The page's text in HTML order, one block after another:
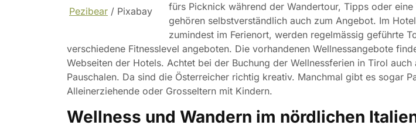
Pezibear / Pixabay
fürs Picknick während der Wandertour, Tipps oder eine
gehören selbstverständlich auch zum Angebot. Im
zumindest im Ferienort, werden regelmässig geführte
verschiedene Fitnesslevel angeboten. Die vorhandenen Wellnessangebote
Webseiten der Hotels. Achtet bei der Buchung der Wellnessferien in Tirol auch
Pauschalen. Da sind die Österreicher richtig kreativ. Manchmal gibt es sogar
Alleinerziehende oder Grosseltern mit Kindern.
Wellness und Wandern im nördlichen